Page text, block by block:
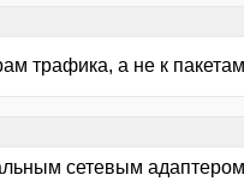
трафика, а не к
сетевым